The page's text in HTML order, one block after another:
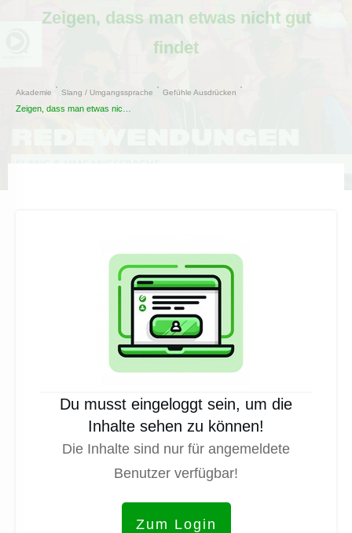
Zeigen, dass man etwas nicht gut
findet
Akademie Slang / Umgangssprache Gefühle Ausdrücken
Du musst eingeloggt sein, um die
Inhalte sehen zu können!
Die Inhalte sind nur für angemeldete
Benutzer verfügbar!
Zum Login